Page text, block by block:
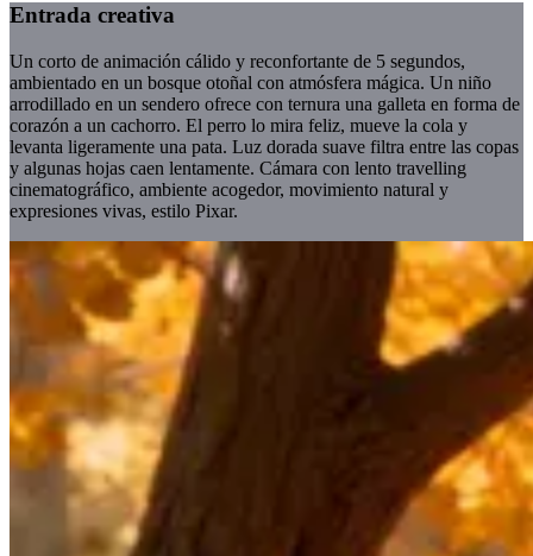
Entrada creativa
Un corto de animación cálido y reconfortante de 5 segundos,
ambientado en un bosque otoñal con atmósfera mágica. Un niño
arrodillado en un sendero ofrece con ternura una galleta en forma de
corazón a un cachorro. El perro lo mira feliz, mueve la cola y
levanta ligeramente una pata. Luz dorada suave filtra entre las copas
y algunas hojas caen lentamente. Cámara con lento travelling
cinematográfico, ambiente acogedor, movimiento natural y
expresiones vivas, estilo Pixar.